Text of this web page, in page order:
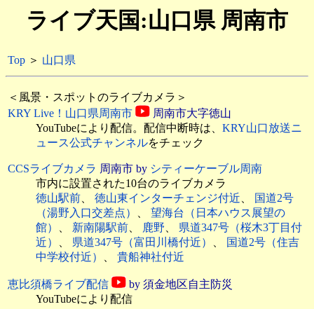
ライブ天国:山口県 周南市
Top ＞ 山口県
＜風景・スポットのライブカメラ＞
KRY Live！山口県周南市
周南市大字徳山
YouTubeにより配信。配信中断時は、 KRY山口放送ニ
ュース公式チャンネルをチェック
CCSライブカメラ 周南市 by シティーケーブル周南
市内に設置された10台のライブカメラ
徳山駅前、 徳山東インターチェンジ付近、
国道2号
（湯野入口交差点）
、 望海台（日本ハウス展望の
館）
、 新南陽駅前、 鹿野、 県道347号（桜木3丁目付
近）
、 県道347号（富田川橋付近） 、
国道2号（住吉
中学校付近）
、 貴船神社付近
恵比須橋ライブ配信
by 須金地区自主防災
YouTubeにより配信